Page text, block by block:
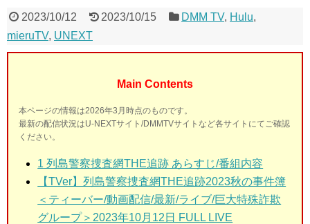
2023/10/12 2023/10/15 DMM TV, Hulu,
mieruTV, UNEXT
Main Contents
本ページの情報は2026年3月時点のものです。
最新の配信状況はU-NEXTサイト/DMMTVサイトなど各サイトにてご確認
ください。
1 列島警察捜査網THE追跡 あらすじ/番組内容
【TVer】列島警察捜査網THE追跡2023秋の事件簿
＜ティーバー/動画配信/最新/ライブ/巨大特殊詐欺
グループ＞2023年10月12日 FULL LIVE